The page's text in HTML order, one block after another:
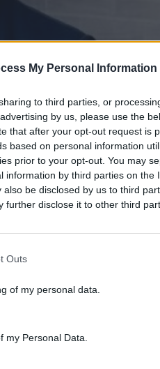
My Personal Information
to third parties, or
by us, please use the
that after your opt-out request is
based on personal information
prior to your opt-out. You may
by third parties on the
be disclosed by us to third
further disclose it to other third
Outs
of my personal data.
my Personal Data.
Zadubio sam se u telefon, i
i krenu da se smiju. Ja
bata mnogo lijep, šteta